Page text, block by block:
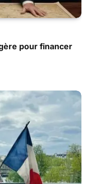
pour financer